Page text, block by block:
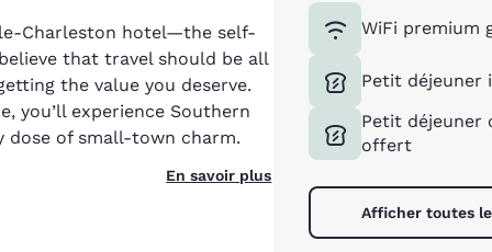
Charleston hotel—the self-
that travel should be all
the value you deserve.
you’ll experience Southern
dose of small-town charm.
En savoir plus
WiFi premium
Petit déjeuner
Petit déjeuner
offert
Afficher toutes